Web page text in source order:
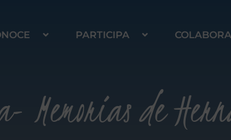
PARTICIPA COLABORA
Memorias de